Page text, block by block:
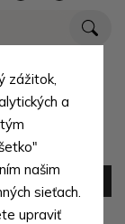
zážitok,
a
našim
sieťach.
upraviť